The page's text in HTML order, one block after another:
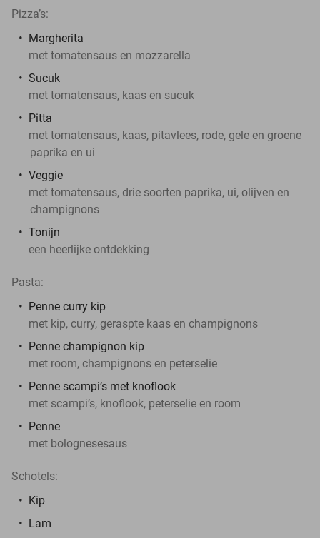
Pizza’s:
Margherita
met tomatensaus en mozzarella
Sucuk
met tomatensaus, kaas en sucuk
Pitta
met tomatensaus, kaas, pitavlees, rode, gele en groene
paprika en ui
Veggie
met tomatensaus, drie soorten paprika, ui, olijven en
champignons
Tonijn
een heerlijke ontdekking
Pasta:
Penne curry kip
met kip, curry, geraspte kaas en champignons
Penne champignon kip
met room, champignons en peterselie
Penne scampi’s met knoflook
met scampi’s, knoflook, peterselie en room
Penne
met bolognesesaus
Schotels:
Kip
Lam